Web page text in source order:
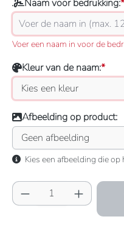
Naam voor bedrukking:*
Voer een naam in voor de
Kleur van de naam:*
Afbeelding op product:
Kies een afbeelding die